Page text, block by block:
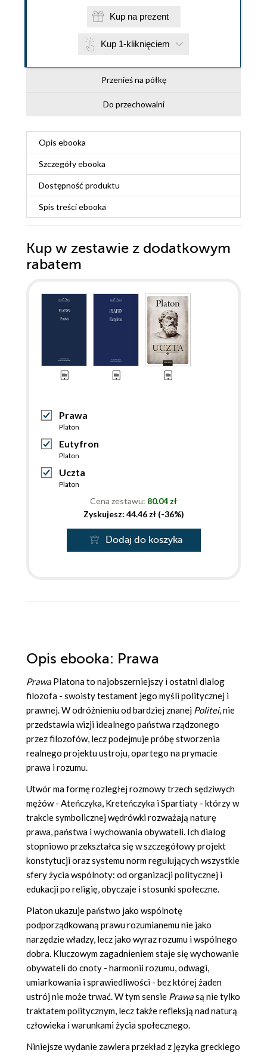
Kup na prezent
Kup 1-kliknięciem
Przenieś na półkę
Do przechowalni
Opis ebooka
Szczegółyebooka
Dostępność produktu
Spis treściebooka
Kup w zestawie z dodatkowym
rabatem
Prawa
Platon
Eutyfron
Platon
Uczta
Platon
Cena zestawu: 80.04 zł
Zyskujesz: 44.46 zł (-36%)
Dodaj do koszyka
Opis ebooka: Prawa
Prawa Platona to najobszerniejszy i ostatni dialog
filozofa - swoisty testament jego myśli politycznej i
prawnej. W odróżnieniu od bardziej znanej Politei, nie
przedstawia wizji idealnego państwa rządzonego
przez filozofów, lecz podejmuje próbę stworzenia
realnego projektu ustroju, opartego na prymacie
prawa i rozumu.
Utwór ma formę rozległej rozmowy trzech sędziwych
mężów - Ateńczyka, Kreteńczyka i Spartiaty - którzy w
trakcie symbolicznej wędrówki rozważają naturę
prawa, państwa i wychowania obywateli. Ich dialog
stopniowo przekształca się w szczegółowy projekt
konstytucji oraz systemu norm regulujących wszystkie
sfery życia wspólnoty: od organizacji politycznej i
edukacji po religię, obyczaje i stosunki społeczne.
Platon ukazuje państwo jako wspólnotę
podporządkowaną prawu rozumianemu nie jako
narzędzie władzy, lecz jako wyraz rozumu i wspólnego
dobra. Kluczowym zagadnieniem staje się wychowanie
obywateli do cnoty - harmonii rozumu, odwagi,
umiarkowania i sprawiedliwości - bez której żaden
ustrój nie może trwać. W tym sensie Prawasą nie tylko
traktatem politycznym, lecz także refleksją nad naturą
człowieka i warunkami życia społecznego.
Niniejsze wydanie zawiera przekład z języka greckiego